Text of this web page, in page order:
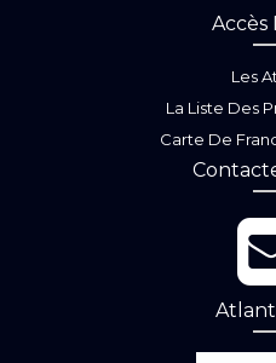
Accès
Les
La Liste Des
Carte De